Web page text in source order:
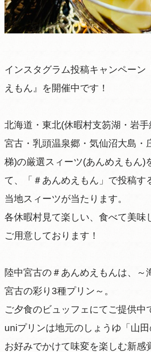
インスタグラム投稿キャンペーン
えもん』を開催中です！
北海道・東北(休暇村支笏湖・岩
宮古・乳頭温泉郷・気仙沼大島・
梯)の厳選スィーツ(あんめえもん)
て、「＃あんめえもん」で投稿す
当地スィーツが当たります。
各休暇村見て楽しい、食べて美味
ご用意しております！
陸中宮古の＃あんめえもんは、～
宮古の彩り3種プリン～。
ご夕食のビュッフェにてご提供中
uniプリンは地元のしょうゆ「山
お好みでかけて味変を楽しむ新感